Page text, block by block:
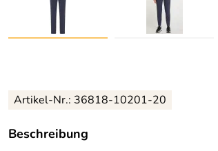
Artikel-Nr.: 36818-10201-20
Beschreibung